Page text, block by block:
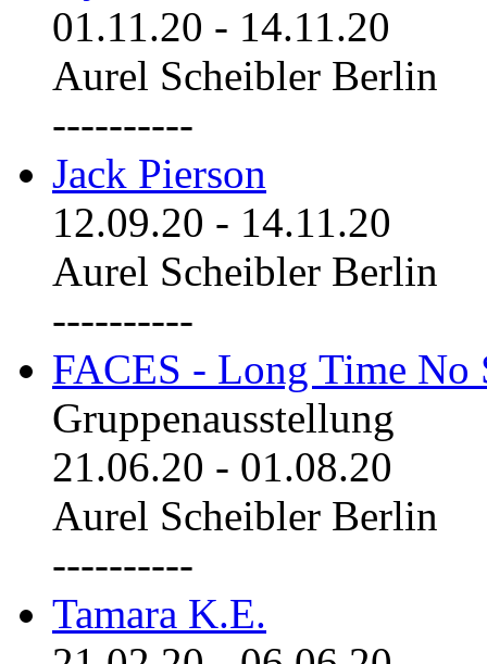
01.11.20 - 14.11.20
Aurel Scheibler Berlin
----------
Jack Pierson
12.09.20 - 14.11.20
Aurel Scheibler Berlin
----------
FACES - Long Time No
Gruppenausstellung
21.06.20 - 01.08.20
Aurel Scheibler Berlin
----------
Tamara K.E.